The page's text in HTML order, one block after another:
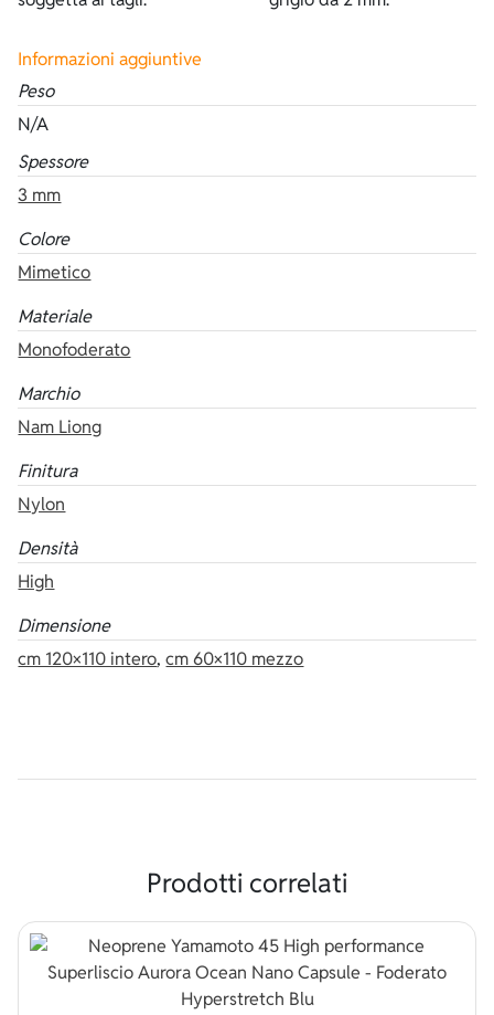
Informazioni aggiuntive
Peso
N/A
Spessore
3 mm
Colore
Mimetico
Materiale
Monofoderato
Marchio
Nam Liong
Finitura
Nylon
Densità
High
Dimensione
cm 120×110 intero,cm 60×110 mezzo
Prodotti correlati